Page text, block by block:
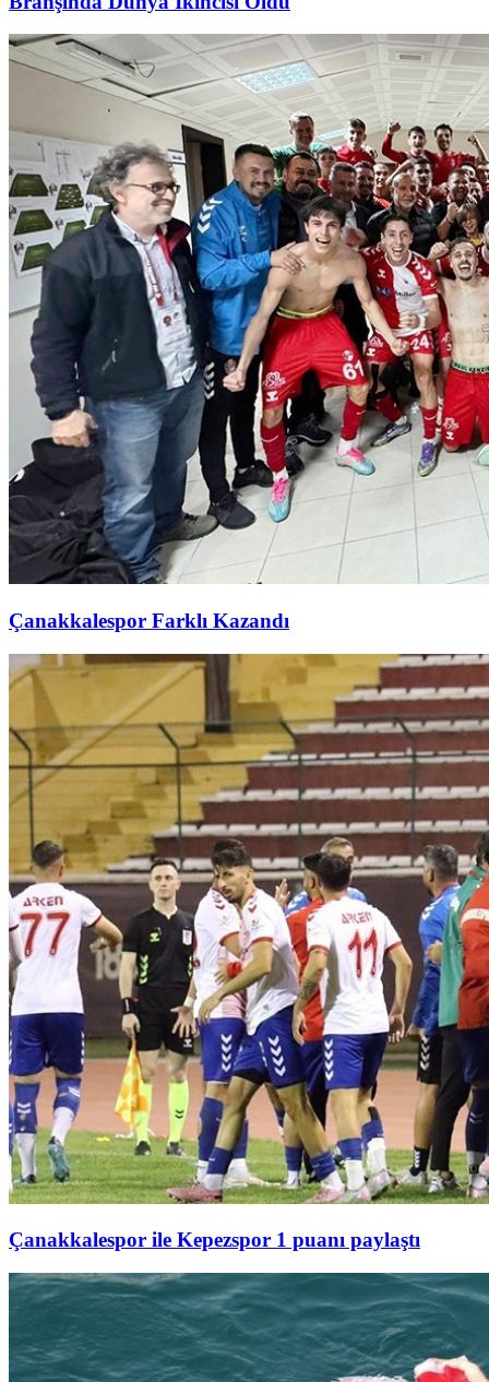
Çanakkalespor Farklı Kazandı
Çanakkalespor ile Kepezspor 1 puanı paylaştı